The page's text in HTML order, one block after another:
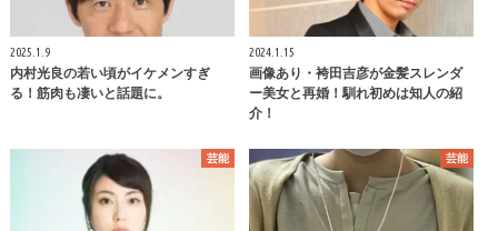
2025.1.9
内村光良の若い頃がイケメンすぎ
る！筋肉も凄いと話題に。
2024.1.15
画像あり・袴田吉彦が金髪スレンダ
ー美女と再婚！馴れ初めは知人の紹
介！
芸能 芸能